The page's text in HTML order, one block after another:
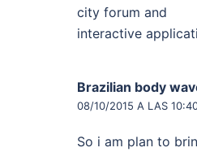
city forum and
interactive
Brazilian body
08/10/2015 A LAS
So i am plan to